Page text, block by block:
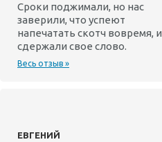
Сроки поджимали, но нас
заверили, что успеют
напечатать скотч вовремя, и
сдержали свое слово.
Весь отзыв »
ЕВГЕНИЙ